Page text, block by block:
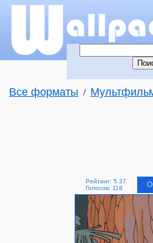
Все форматы /
Рейтинг: 5.37
Голосов: 118